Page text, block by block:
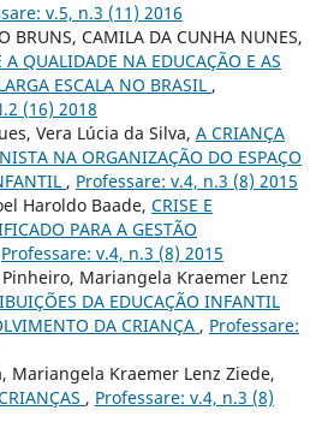
v.5, n.3 (11) 2016
BRUNS, CAMILA DA CUNHA NUNES,
A QUALIDADE NA EDUCAÇÃO E AS
ESCALA NO BRASIL ,
(16) 2018
Vera Lúcia da Silva, A CRIANÇA
NA ORGANIZAÇÃO DO ESPAÇO
, Professare: v.4, n.3 (8) 2015
Haroldo Baade, CRISE E
PARA A GESTÃO
Professare: v.4, n.3 (8) 2015
Mariangela Kraemer Lenz
DA EDUCAÇÃO INFANTIL
DA CRIANÇA , Professare:
Mariangela Kraemer Lenz Ziede,
, Professare: v.4, n.3 (8)